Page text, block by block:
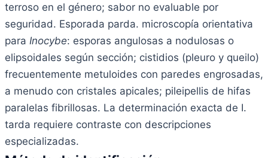
terroso en el género; sabor no evaluable por
seguridad. Esporada parda. microscopía orientativa
para Inocybe: esporas angulosas a nodulosas o
elipsoidales según sección; cistidios (pleuro y queilo)
frecuentemente metuloides con paredes engrosadas,
a menudo con cristales apicales; pileipellis de hifas
paralelas fibrillosas. La determinación exacta de I.
tarda requiere contraste con descripciones
especializadas.